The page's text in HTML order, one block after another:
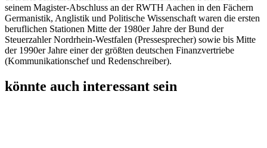
seinem Magister-Abschluss an der RWTH Aachen in den Fächern
Germanistik, Anglistik und Politische Wissenschaft waren die ersten
beruflichen Stationen Mitte der 1980er Jahre der Bund der
Steuerzahler Nordrhein-Westfalen (Pressesprecher) sowie bis Mitte
der 1990er Jahre einer der größten deutschen Finanzvertriebe
(Kommunikationschef und Redenschreiber).
könnte auch interessant sein